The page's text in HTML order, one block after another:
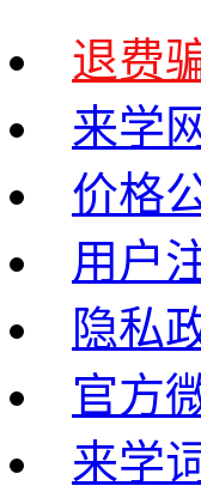
退费
来学
价格
用户
隐私
官方
来学